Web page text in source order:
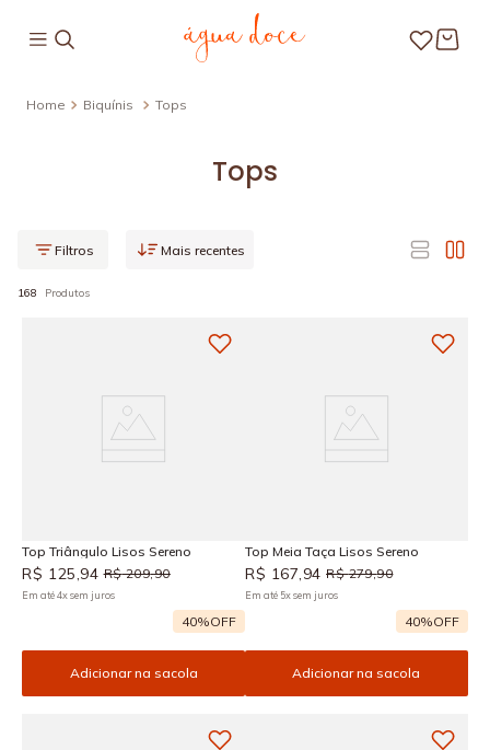
Biquínis Tops
Tops
Mais recentes
168 Produtos
Top Triângulo Lisos Sereno
R$ 125 94 R$ 209,90
Em até4xsem juros
40%OFF
Adicionar na sacola
Top Meia Taça Lisos Sereno
R$ 167 94 R$ 279,90
Em até 5xsem juros
40%OFF
Adicionar na sacola